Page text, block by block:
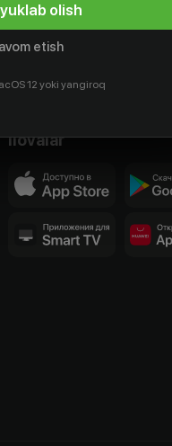
Ilovalar
olish
etish
12 yoki yangiroq